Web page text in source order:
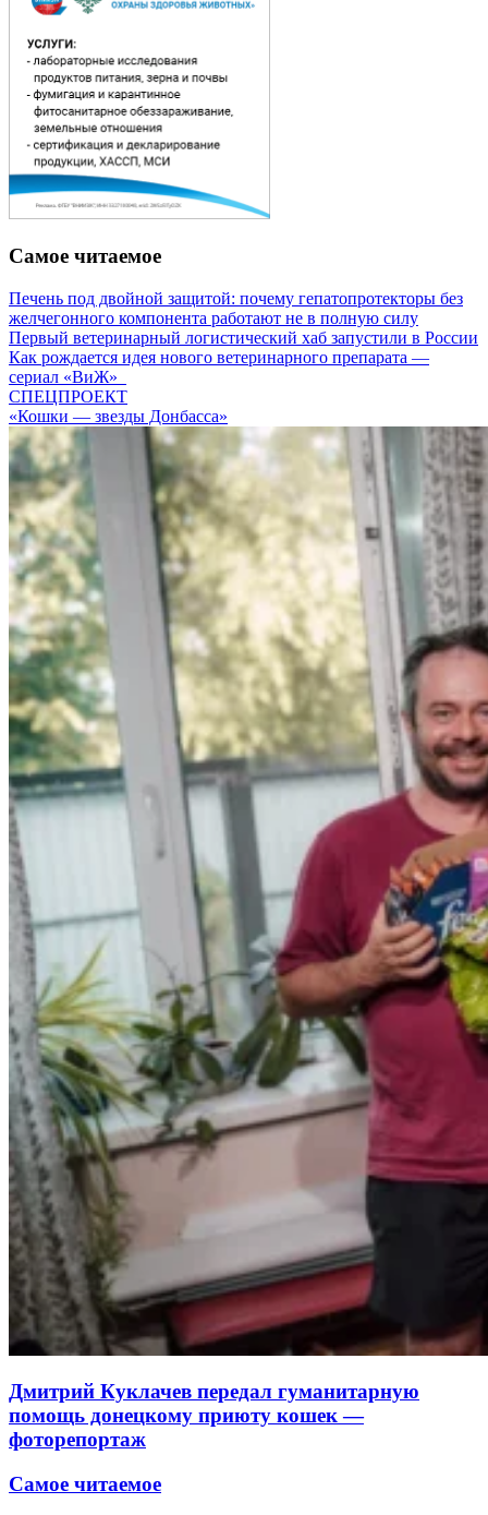
Самое читаемое
Печень под двойной защитой: почему гепатопротекторы без
желчегонного компонента работают не в полную силу
Первый ветеринарный логистический хаб запустили в России
Как рождается идея нового ветеринарного препарата —
сериал «ВиЖ»
СПЕЦПРОЕКТ
«Кошки — звезды Донбасса»
Дмитрий Куклачев передал гуманитарную
помощь донецкому приюту кошек —
фоторепортаж
Самое читаемое